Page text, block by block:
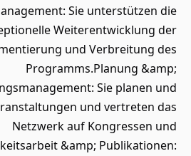
Sie unterstützen die
Weiterentwicklung der
und Verbreitung des
Programms.Planung &amp;
Sie planen und
und vertreten das
Netzwerk auf Kongressen und
&amp; Publikationen: